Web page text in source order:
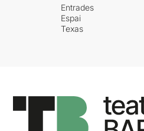
Entrades
Espai
Texas